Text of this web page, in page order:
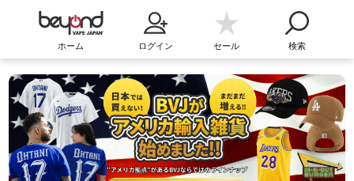
ホーム ログイン セール 検索